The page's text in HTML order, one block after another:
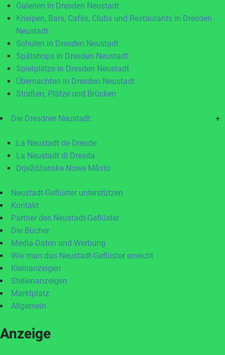
Galerien in Dresden Neustadt
Kneipen, Bars, Cafés, Clubs und Restaurants in Dresden
Neustadt
Schulen in Dresden Neustadt
Spätshops in Dresden Neustadt
Spielplätze in Dresden Neustadt
Übernachten in Dresden Neustadt
Straßen, Plätze und Brücken
Die Dresdner Neustadt +
La Neustadt de Dresde
La Neustadt di Dresda
Drježdźanske Nowe Město
Neustadt-Geflüster unterstützen
Kontakt
Partner des Neustadt-Geflüster
Die Bücher
Media-Daten und Werbung
Wie man das Neustadt-Geflüster erreicht
Kleinanzeigen
Stellenanzeigen
Marktplatz
Allgemein
Anzeige